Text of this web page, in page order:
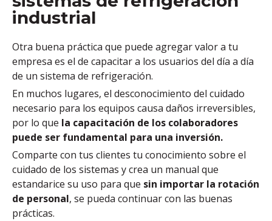
industrial
Otra buena práctica que puede agregar valor a tu
empresa es el de capacitar a los usuarios del día a día
de un sistema de refrigeración.
En muchos lugares, el desconocimiento del cuidado
necesario para los equipos causa daños irreversibles,
por lo que la capacitación de los colaboradores
puede ser fundamental para una inversión.
Comparte con tus clientes tu conocimiento sobre el
cuidado de los sistemas y crea un manual que
estandarice su uso para que sin importar la rotación
de personal, se pueda continuar con las buenas
prácticas.